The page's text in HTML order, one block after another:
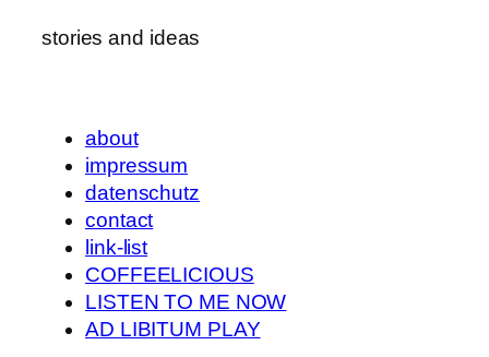
stories and ideas
about
impressum
datenschutz
contact
link-list
COFFEELICIOUS
LISTEN TO ME NOW
AD LIBITUM PLAY